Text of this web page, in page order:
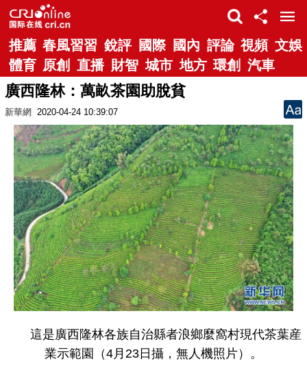
推薦 春風習習 銳評 國際 國內 評論 視頻 文娛
體育 原創 直播 財智 城市 地方 環創 汽車
廣西隆林：萬畝茶園助脫貧
新華網 2020-04-24 10:39:07
這是廣西隆林各族自治縣者浪鄉麼窩村現代茶葉産
業示範園（4月23日攝，無人機照片）。